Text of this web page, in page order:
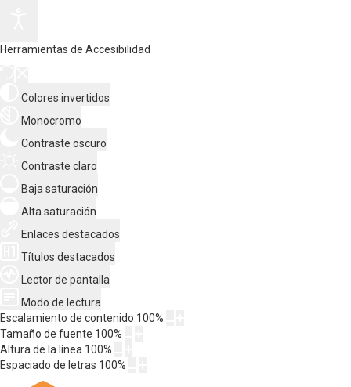
Herramientas de Accesibilidad
Colores invertidos
Monocromo
Contraste oscuro
Contraste claro
Baja saturación
Alta saturación
Enlaces destacados
Títulos destacados
Lector de pantalla
Modo de lectura
Escalamiento de contenido 100%
Tamaño de fuente 100%
Altura de la línea 100%
Espaciado de letras 100%